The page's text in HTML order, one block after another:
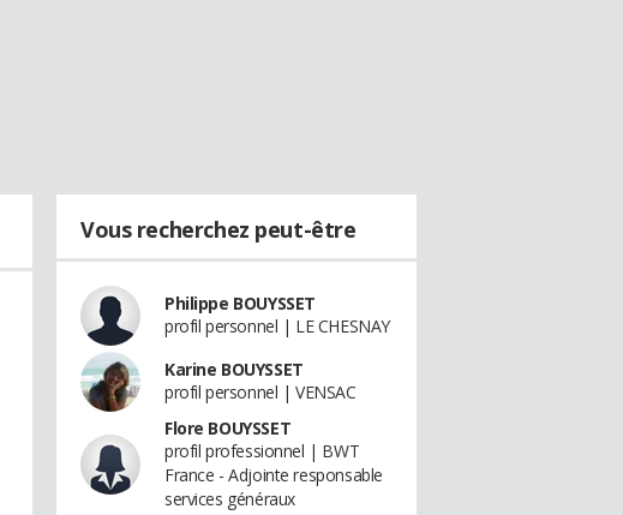
Vous recherchez peut-être
Philippe BOUYSSET
profil personnel | LE CHESNAY
Karine BOUYSSET
profil personnel | VENSAC
Flore BOUYSSET
profil professionnel | BWT
France - Adjointe responsable
services généraux